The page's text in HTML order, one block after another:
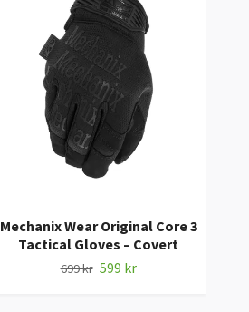
Mechanix Wear Original Core 3
Tactical Gloves – Covert
699 kr 599 kr